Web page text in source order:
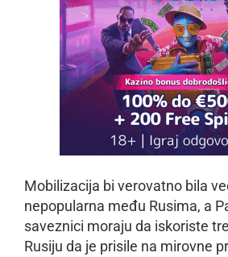
Mobilizacija bi verovatno bila
nepopularna među Rusima, a
saveznici moraju da iskoriste
Rusiju da je prisile na mirovne